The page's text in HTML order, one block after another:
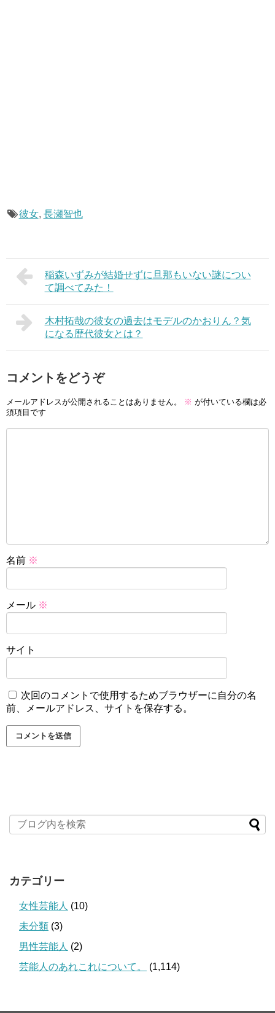
彼女, 長瀬智也
稲森いずみが結婚せずに旦那もいない謎につい
て調べてみた！
木村拓哉の彼女の過去はモデルのかおりん？気
になる歴代彼女とは？
コメントをどうぞ
メールアドレスが公開されることはありません。 ※ が付いている欄は必
須項目です
名前 ※
メール ※
サイト
次回のコメントで使用するためブラウザーに自分の名
前、メールアドレス、サイトを保存する。
カテゴリー
女性芸能人 (10)
未分類 (3)
男性芸能人 (2)
芸能人のあれこれについて。
(1,114)